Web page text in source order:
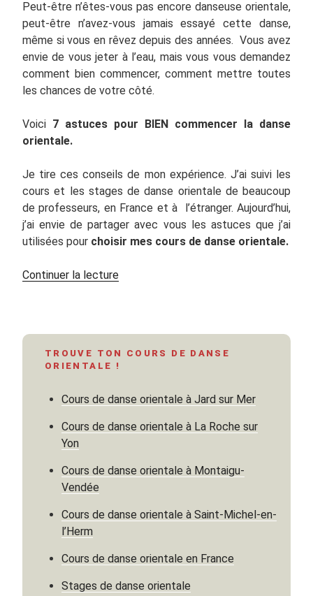
Peut-être n’êtes-vous pas encore danseuse orientale,
peut-être n’avez-vous jamais essayé cette danse,
même si vous en rêvez depuis des années. Vous avez
envie de vous jeter à l’eau, mais vous vous demandez
comment bien commencer, comment mettre toutes
les chances de votre côté.
Voici 7 astuces pour BIEN commencer la danse
orientale.
Je tire ces conseils de mon expérience. J’ai suivi les
cours et les stages de danse orientale de beaucoup
de professeurs, en France et à l’étranger. Aujourd’hui,
j’ai envie de partager avec vous les astuces que j’ai
utilisées pour choisir mes cours de danse orientale.
Continuer la lecturede
commencer
orientale
(Part
TROUVE TON COURS DE DANSE
ORIENTALE !
Cours de danse orientale à Jard sur Mer
Cours de danse orientale à La Roche sur
Yon
Cours de danse orientale à Montaigu-
Vendée
Cours de danse orientale à Saint-Michel-en-
l’Herm
Cours de danse orientale en France
Stages de danse orientale